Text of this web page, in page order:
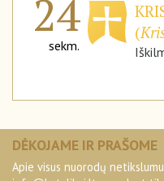
24
sekm.
(
DĖKOJAME IR PRAŠOME
Apie visus nuorodų